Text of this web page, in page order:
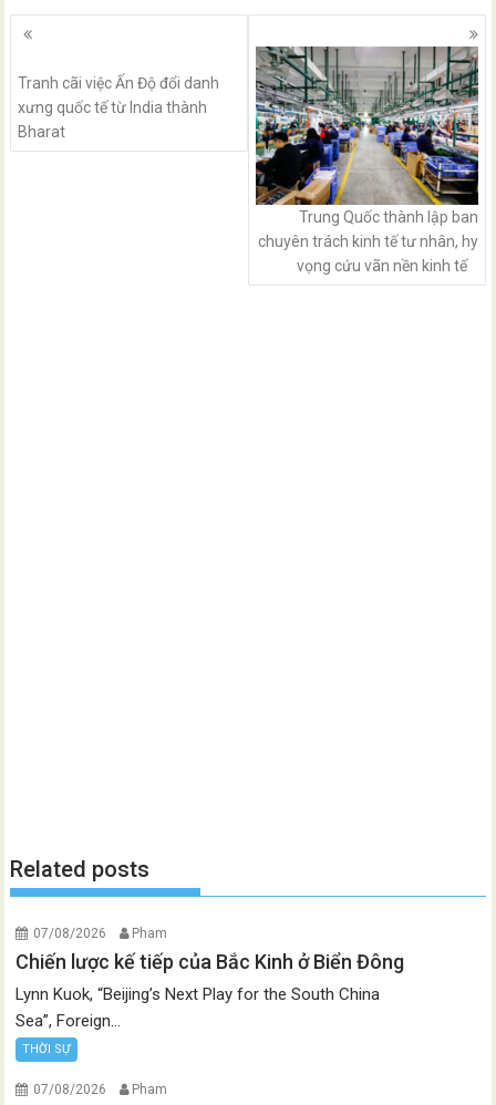
Posts
Tranh cãi việc Ấn Độ đổi danh
xưng quốc tế từ India thành
Bharat
Trung Quốc thành lập ban
chuyên trách kinh tế tư nhân, hy
vọng cứu vãn nền kinh tế
Related posts
07/08/2026 Pham
Chiến lược kế tiếp của Bắc Kinh ở Biển Đông
Lynn Kuok, “Beijing’s Next Play for the South China
Sea”, Foreign...
THỜI SỰ
07/08/2026 Pham